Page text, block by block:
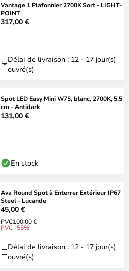
Vantage 1 Plafonnier 2700K Sort - LIGHT-
POINT
317,00 €
Délai de livraison : 12 - 17 jour(s)
ouvré(s)
Spot LED Easy Mini W75, blanc, 2700K, 5,5
cm - Antidark
131,00 €
En stock
Ava Round Spot à Enterrer Extérieur IP67
Steel - Lucande
45,00 €
PVC100,00 €
PVC -55%
Délai de livraison : 12 - 17 jour(s)
ouvré(s)